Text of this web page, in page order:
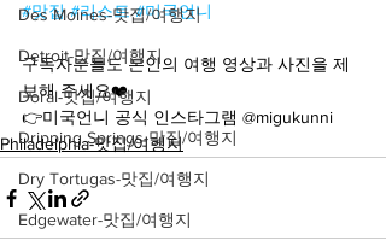
Des Moines-맛집/여행지
Detroit-맛집/여행지
Doral-맛집/여행지
Dripping Springs-맛집/여행지
Dry Tortugas-맛집/여행지
Edgewater-맛집/여행지
#맛집 #리스트 #미국언니
구독자분들도 본인의 여행 영상과 사진을 제
보해 주세요❤️
👉미국언니 공식 인스타그램 @migukunni
Philadelphia-맛집/여행지